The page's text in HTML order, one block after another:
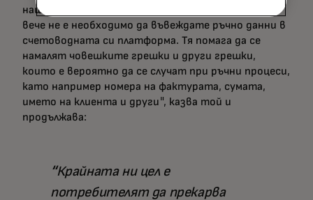
нашата счетоводна платформа. С [Mastercard]
вече не е необходимо да въвеждате ръчно данни в
счетоводната си платформа. Тя помага да се
намалят човешките грешки и други грешки,
които е вероятно да се случат при ръчни процеси,
като например номера на фактурата, сумата,
името на клиента и други", казва той и
продължава:
Крайната ни цел е
потребителят да прекарва